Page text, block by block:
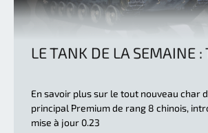
LE TANK DE LA SEMAINE
En savoir plus sur le tout nouveau char
principal Premium de rang 8 chinois,
mise à jour 0.23